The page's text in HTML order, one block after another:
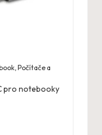
,Počítače a
pro notebooky